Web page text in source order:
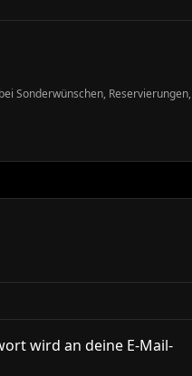
Sonderwünschen, Reservierungen,
wird an deine E-Mail-